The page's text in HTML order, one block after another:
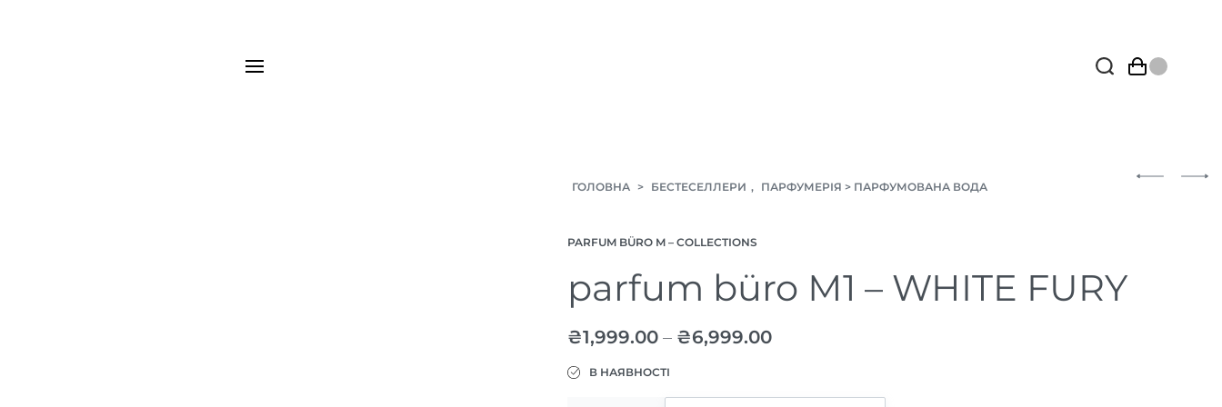
ГОЛОВНА > БЕСТЕСЕЛЛЕРИ , ПАРФУМЕРІЯ > ПАРФУМОВАНА ВОДА
PARFUM BÜRO M – COLLECTIONS
parfum büro М1 – WHITE FURY
₴1,999.00 – ₴6,999.00
В НАЯВНОСТІ